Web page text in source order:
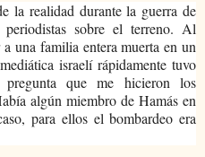
la realidad durante la guerra de
sobre el terreno. Al
una familia entera muerta en un
israelí rápidamente tuvo
que me hicieron los
algún miembro de Hamás en
para ellos el bombardeo era